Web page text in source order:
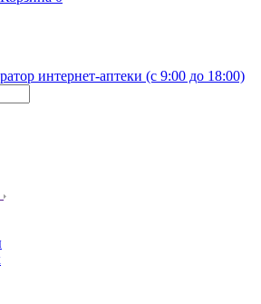
интернет-аптеки (с 9:00 до 18:00)